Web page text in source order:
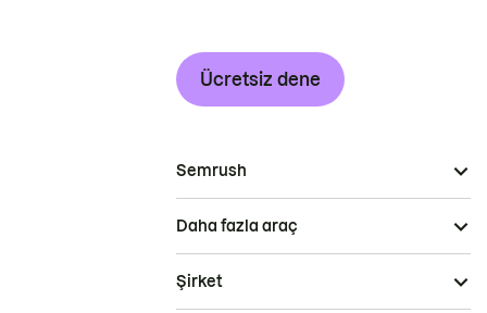
Ücretsiz dene
Semrush
Daha fazla araç
Şirket